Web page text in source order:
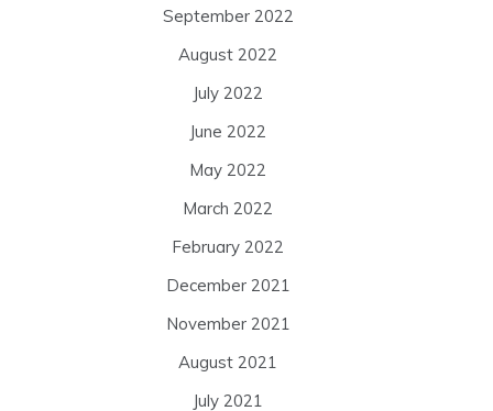
September 2022
August 2022
July 2022
June 2022
May 2022
March 2022
February 2022
December 2021
November 2021
August 2021
July 2021